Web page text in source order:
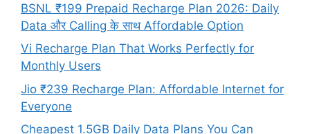
BSNL ₹199 Prepaid Recharge Plan 2026: Daily
Data और Calling के साथ Affordable Option
Vi Recharge Plan That Works Perfectly for
Monthly Users
Jio ₹239 Recharge Plan: Affordable Internet for
Everyone
Cheapest 1.5GB Daily Data Plans You Can